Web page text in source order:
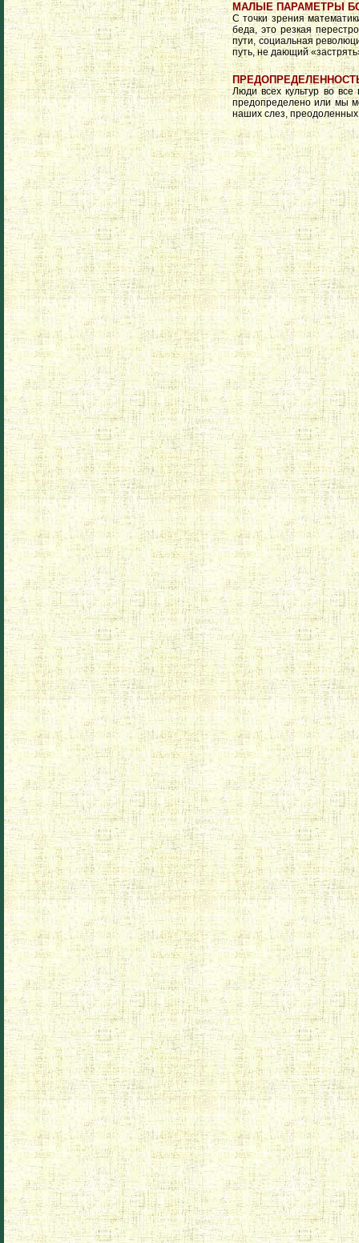
МАЛЫЕ ПАРАМЕТРЫ
С точки зрения
беда, это резкая
пути, социальная
путь, не дающий
Люди всех культур во
предопределено или мы
наших слез,